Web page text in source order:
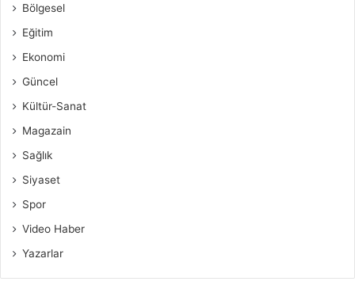
Bölgesel
Eğitim
Ekonomi
Güncel
Kültür-Sanat
Magazain
Sağlık
Siyaset
Spor
Video Haber
Yazarlar